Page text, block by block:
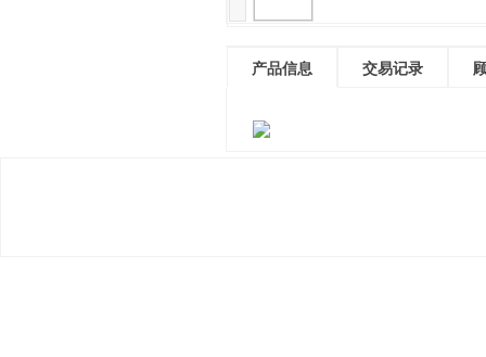
产品信息 交易记录